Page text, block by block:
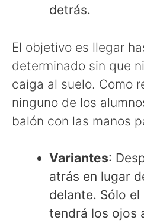
detrás.
El objetivo es llegar
determinado sin que
caiga al suelo. Como
ninguno de los
balón con las manos
Variantes:
atrás en lugar
delante. Sólo
tendrá los ojos